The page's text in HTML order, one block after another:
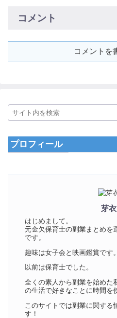
コメント
コメントを
プロフィール
芽衣
はじめまして。
元金欠保育士の副業まとめを
です。
趣味は女子会と映画鑑賞です。
以前は保育士でした。
全くの素人から副業を始めた
の生活で好きなことに時間を
このサイトでは副業に関する
す！